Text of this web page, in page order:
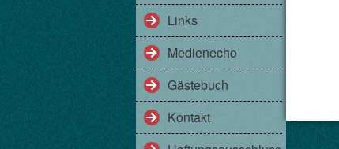
Links
Medienecho
Gästebuch
Kontakt